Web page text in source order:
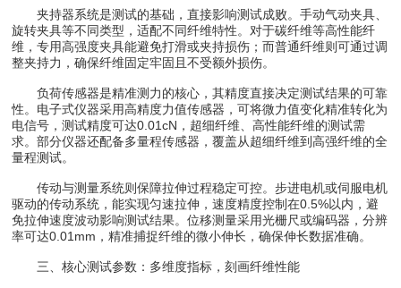
夹持器系统是测试的基础，直接影响测试成败。手动气动夹具、
旋转夹具等不同类型，适配不同纤维特性。对于碳纤维等高性能纤
维，专用高强度夹具能避免打滑或夹持损伤；而普通纤维则可通过调
整夹持力，确保纤维固定牢固且不受额外损伤。
负荷传感器是精准测力的核心，其精度直接决定测试结果的可靠
性。电子式仪器采用高精度力值传感器，可将微力值变化精准转化为
电信号，测试精度可达0.01cN，超细纤维、高性能纤维的测试需
求。部分仪器还配备多量程传感器，覆盖从超细纤维到高强纤维的全
量程测试。
传动与测量系统则保障拉伸过程稳定可控。步进电机或伺服电机
驱动的传动系统，能实现匀速拉伸，速度精度控制在0.5%以内，避
免拉伸速度波动影响测试结果。位移测量采用光栅尺或编码器，分辨
率可达0.01mm，精准捕捉纤维的微小伸长，确保伸长数据准确。
三、核心测试参数：多维度指标，刻画纤维性能